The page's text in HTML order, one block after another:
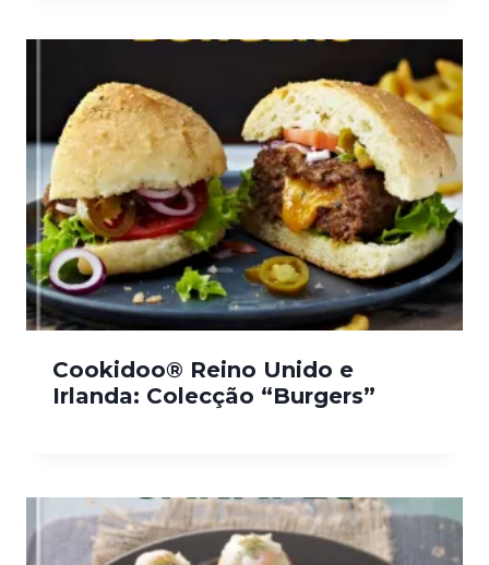
Cookidoo® Reino Unido e
Irlanda: Colecção “Burgers”